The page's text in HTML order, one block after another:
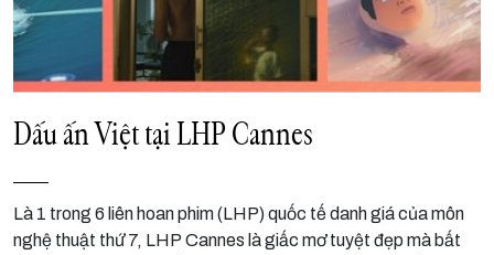
Dấu ấn Việt tại LHP Cannes
Là 1 trong 6 liên hoan phim (LHP) quốc tế danh giá của môn
nghệ thuật thứ 7, LHP Cannes là giấc mơ tuyệt đẹp mà bất